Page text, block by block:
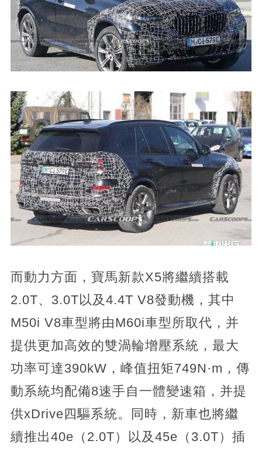
而動力方面，寶馬新款X5將繼續搭載
2.0T、3.0T以及4.4T V8發動機，其中
M50i V8車型將由M60i車型所取代，并
提供更加高效的雙渦輪增壓系統，最大
功率可達390kW，峰值扭矩749N·m，傳
動系統均配備8速手自一體變速箱，并提
供xDrive四驅系統。同時，新車也將繼
續推出40e（2.0T）以及45e（3.0T）插